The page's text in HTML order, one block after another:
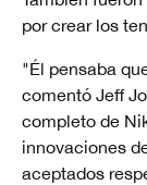
por crear los
"Él pensaba
comentó Jeff
completo de
innovaciones
aceptados